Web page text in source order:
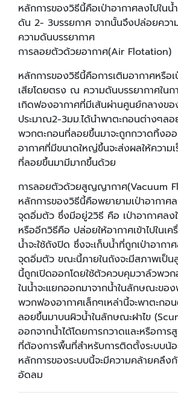
หลักการของวิธีนี้คือเป่าอากาศลงไปในน้
ดัน 2- 3บรรยกาศ จากนั้นจึงปล่อยควา
ความดันบรรยากาศ
การลอยตัวด้วยอากาศ(Air Flotation)
หลักการของวิธีนี้คือการเติมอากาศหรือเ
เสียโดยตรง ณ ความดันบรรยากาศในกา
เกิดฟองอากาศที่มีเส้นผ่านศูนย์กลางข
ประมาณ2-3มม.ได้นำพาตะกอนต่างๆล
พวกตะกอนที่ลอยขึ้นมาจะถูกกวาดทิ้งอ
อากาศที่มีขนาดใหญ่ขึ้นจะส่งผลให้ความ
ที่ลอยขึ้นมามีมากขึ้นด้วย
การลอยตัวด้วยสูญญากาศ(Vacuum
หลักการของวิธีนี้คือพยายามเป่าอากาศ
จุดอิ่มตัว ซึ่งมีอยู่2วิธี คือ เป่าอากาศลง
หรืออีกวิธีคือ ปล่อยให้อากาศเข้าไปในเ
น้ำจะใช้ถังปิด ซึ่งจะเก็บน้ำที่ถูกเป่าอากา
จุดอิ่มตัว ขณะนี้ภายในถังจะมีสภาพเป็
นี้ถูกเปิดออกโดยใช้ตัวควบคุมวาล์วพวก
ในน้ำจะแยกออกมาจากน้ำในลักษณะขอ
พวกฟองอากาศเล็กๆเหล่านี้จะพาตะกอ
ลอยขึ้นมาบนผิวน้ำในลักษณะฝาไข
ออกจากน้ำได้โดยการกวาดและหรือกา
ที่ต้องการพื้นที่สำหรับการติดตั้งระบบน้
หลักการของระบบนี้จะมีความคล้ายคลึง
อัดลม